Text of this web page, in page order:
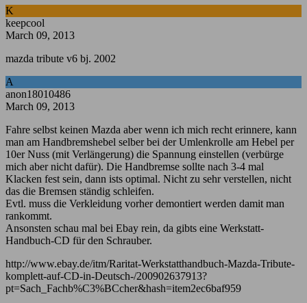
K
keepcool
March 09, 2013
mazda tribute v6 bj. 2002
A
anon18010486
March 09, 2013
Fahre selbst keinen Mazda aber wenn ich mich recht erinnere, kann
man am Handbremshebel selber bei der Umlenkrolle am Hebel per
10er Nuss (mit Verlängerung) die Spannung einstellen (verbürge
mich aber nicht dafür). Die Handbremse sollte nach 3-4 mal
Klacken fest sein, dann ists optimal. Nicht zu sehr verstellen, nicht
das die Bremsen ständig schleifen.
Evtl. muss die Verkleidung vorher demontiert werden damit man
rankommt.
Ansonsten schau mal bei Ebay rein, da gibts eine Werkstatt-
Handbuch-CD für den Schrauber.
http://www.ebay.de/itm/Raritat-Werkstatthandbuch-Mazda-Tribute-
komplett-auf-CD-in-Deutsch-/200902637913?
pt=Sach_Fachb%C3%BCcher&hash=item2ec6baf959